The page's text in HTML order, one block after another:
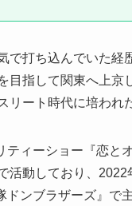
で打ち込んでいた
目指して関東へ上
ート時代に培われ
ィーショー『恋と
活動しており、2022
ンブラザーズ』で